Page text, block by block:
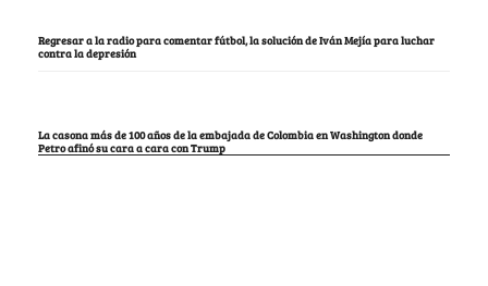
Regresar a la radio para comentar fútbol, la solución de Iván Mejía para luchar
contra la depresión
La casona más de 100 años de la embajada de Colombia en Washington donde
Petro afinó su cara a cara con Trump